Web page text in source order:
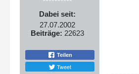
Dabei seit:
27.07.2002
Beiträge: 22623
Teilen
Tweet